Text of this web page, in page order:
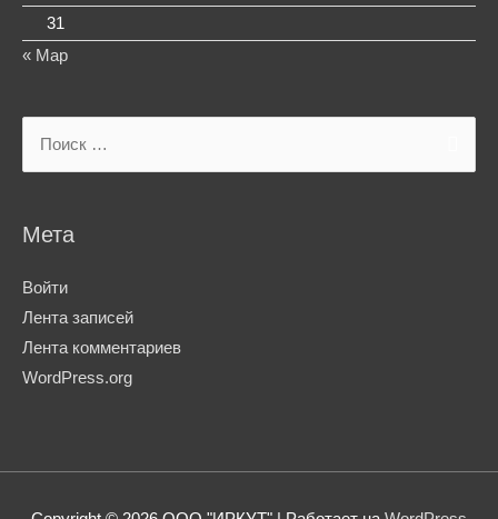
31
« Мар
Мета
Войти
Лента записей
Лента комментариев
WordPress.org